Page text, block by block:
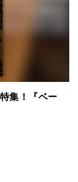
集！『ベー